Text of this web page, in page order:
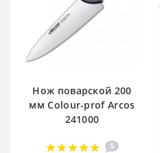
Нож поварской 200
мм Сolour-prof Arcos
241000
5